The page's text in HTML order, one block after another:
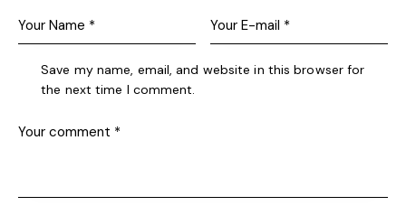
Save my name, email, and website in this browser for
the next time I comment.